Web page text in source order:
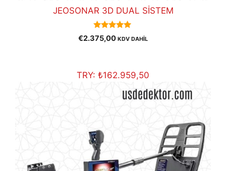
JEOSONAR 3D DUAL SİSTEM
5.00
out of 5
€2.375,00 KDV DAHİL
TRY: ₺162.959,50